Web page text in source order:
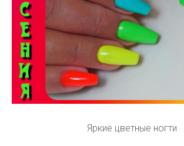
Яркие цветные ногти